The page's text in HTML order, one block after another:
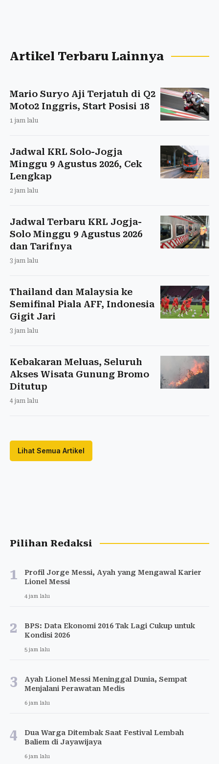
Artikel Terbaru Lainnya
Mario Suryo Aji Terjatuh di Q2
Moto2 Inggris, Start Posisi 18
1 jam lalu
Jadwal KRL Solo-Jogja
Minggu 9 Agustus 2026, Cek
Lengkap
2 jam lalu
Jadwal Terbaru KRL Jogja-
Solo Minggu 9 Agustus 2026
dan Tarifnya
3 jam lalu
Thailand dan Malaysia ke
Semifinal Piala AFF, Indonesia
Gigit Jari
3 jam lalu
Kebakaran Meluas, Seluruh
Akses Wisata Gunung Bromo
Ditutup
4 jam lalu
Lihat Semua Artikel
Pilihan Redaksi
1
Profil Jorge Messi, Ayah yang Mengawal Karier
Lionel Messi
4 jam lalu
2
BPS: Data Ekonomi 2016 Tak Lagi Cukup untuk
Kondisi 2026
5 jam lalu
3
Ayah Lionel Messi Meninggal Dunia, Sempat
Menjalani Perawatan Medis
6 jam lalu
4
Dua Warga Ditembak Saat Festival Lembah
Baliem di Jayawijaya
6 jam lalu